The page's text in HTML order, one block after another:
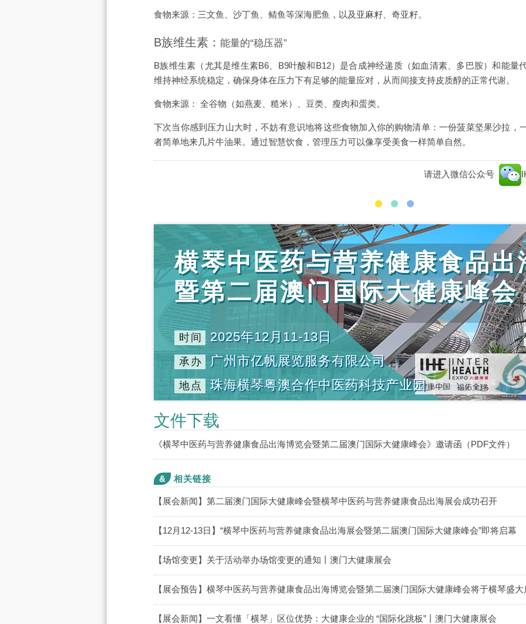
食物来源：三文鱼、沙丁鱼、鲭鱼等深海肥鱼，以及亚麻籽、奇亚籽。
B族维生素： 能量的“稳压器”
B族维生素（尤其是维生素B6、B9叶酸和B12）是合成神经递质（如血清素、多巴胺）和能量
维持神经系统稳定，确保身体在压力下有足够的能量应对，从而间接支持皮质醇的正常代谢。
食物来源： 全谷物（如燕麦、糙米）、豆类、瘦肉和蛋类。
下次当你感到压力山大时，不妨有意识地将这些食物加入你的购物清单：一份菠菜坚果沙拉，
者简单地来几片牛油果。通过智慧饮食，管理压力可以像享受美食一样简单自然。
请进入微信公众号
横琴中医药与营养健康食品出
暨第二届澳门国际大健康峰会
时间 2025年12月11-13日
承办 广州市亿帆展览服务有限公司
地点 珠海横琴粤澳合作中医药科技产业园
文件下载
《横琴中医药与营养健康食品出海博览会暨第二届澳门国际大健康峰会》邀请函（PDF文件）
& 相关链接
【展会新闻】第二届澳门国际大健康峰会暨横琴中医药与营养健康食品出海展会成功召开
【12月12-13日】“横琴中医药与营养健康食品出海展会暨第二届澳门国际大健康峰会”即将启幕
【场馆变更】关于活动举办场馆变更的通知丨澳门大健康展会
【展会预告】横琴中医药与营养健康食品出海博览会暨第二届澳门国际大健康峰会将于横琴盛大
【展会新闻】一文看懂「横琴」区位优势：大健康企业的 “国际化跳板”丨澳门大健康展会